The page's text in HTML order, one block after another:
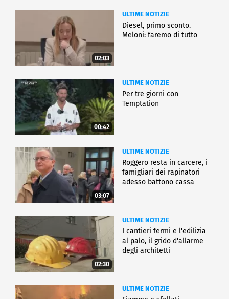
02:03
ULTIME NOTIZIE
Diesel, primo sconto.
Meloni: faremo di tutto
00:42
ULTIME NOTIZIE
Per tre giorni con
Temptation
03:07
ULTIME NOTIZIE
Roggero resta in carcere, i
famigliari dei rapinatori
adesso battono cassa
02:30
ULTIME NOTIZIE
I cantieri fermi e l'edilizia
al palo, il grido d'allarme
degli architetti
ULTIME NOTIZIE